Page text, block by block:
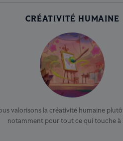
CRÉATIVITÉ HUMAINE
valorisons la créativité humaine
notamment pour tout ce qui touche à